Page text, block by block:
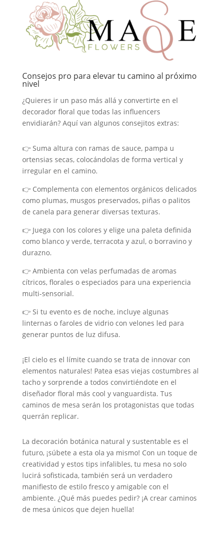
Consejos pro para elevar tu camino al próximo
nivel
¿Quieres ir un paso más allá y convertirte en el
decorador floral que todas las influencers
envidiarán? Aquí van algunos consejitos extras:
👉 Suma altura con ramas de sauce, pampa u
ortensias secas, colocándolas de forma vertical y
irregular en el camino.
👉 Complementa con elementos orgánicos delicados
como plumas, musgos preservados, piñas o palitos
de canela para generar diversas texturas.
👉 Juega con los colores y elige una paleta definida
como blanco y verde, terracota y azul, o borravino y
durazno.
👉 Ambienta con velas perfumadas de aromas
cítricos, florales o especiados para una experiencia
multi-sensorial.
👉 Si tu evento es de noche, incluye algunas
linternas o faroles de vidrio con velones led para
generar puntos de luz difusa.
¡El cielo es el límite cuando se trata de innovar con
elementos naturales! Patea esas viejas costumbres al
tacho y sorprende a todos convirtiéndote en el
diseñador floral más cool y vanguardista. Tus
caminos de mesa serán los protagonistas que todas
querrán replicar.
La decoración botánica natural y sustentable es el
futuro, ¡súbete a esta ola ya mismo! Con un toque de
creatividad y estos tips infalibles, tu mesa no solo
lucirá sofisticada, también será un verdadero
manifiesto de estilo fresco y amigable con el
ambiente. ¿Qué más puedes pedir? ¡A crear caminos
de mesa únicos que dejen huella!